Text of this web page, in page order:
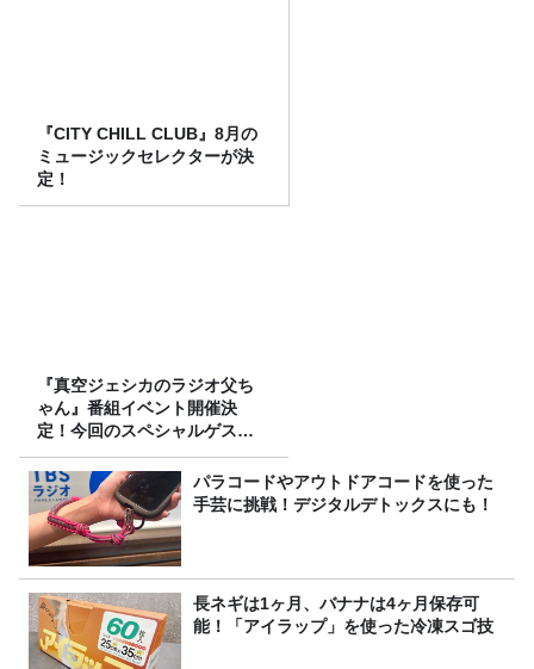
『CITY CHILL CLUB』8月の
ミュージックセレクターが決
定！
『真空ジェシカのラジオ父ち
ゃん』番組イベント開催決
定！今回のスペシャルゲスト
は、タカアンドトシ！
パラコードやアウトドアコードを使った
手芸に挑戦！デジタルデトックスにも！
長ネギは1ヶ月、バナナは4ヶ月保存可
能！「アイラップ」を使った冷凍スゴ技